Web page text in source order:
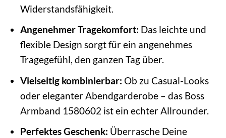
Widerstandsfähigkeit.
Angenehmer Tragekomfort: Das leichte und
flexible Design sorgt für ein angenehmes
Tragegefühl, den ganzen Tag über.
Vielseitig kombinierbar: Ob zu Casual-Looks
oder eleganter Abendgarderobe – das Boss
Armband 1580602 ist ein echter Allrounder.
Perfektes Geschenk: Überrasche Deine